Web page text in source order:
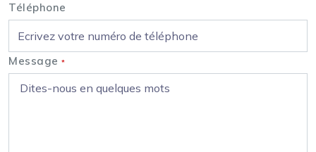
Téléphone
Message *